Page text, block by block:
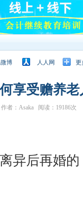
博 人人网 更
享受赡养
者：Asaka 阅读：19186次
异后再婚